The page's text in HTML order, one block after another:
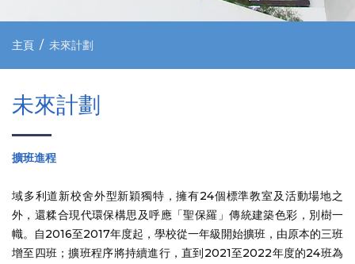
主頁 未來計劃
未來計劃
擴班進程
域多利道新校舍外型新穎獨特，擁有24個標準教室及活動場地之
外，還糅合現代環保構思及呼應「聖保羅」傳統建築色彩，別樹一
幟。自2016至2017年度起，學校從一年級開始擴班，由原本的三班
增至四班；擴班程序將持續進行，直到2021至2022年度的24班為